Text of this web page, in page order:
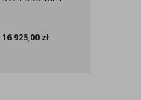
16 925,00 zł